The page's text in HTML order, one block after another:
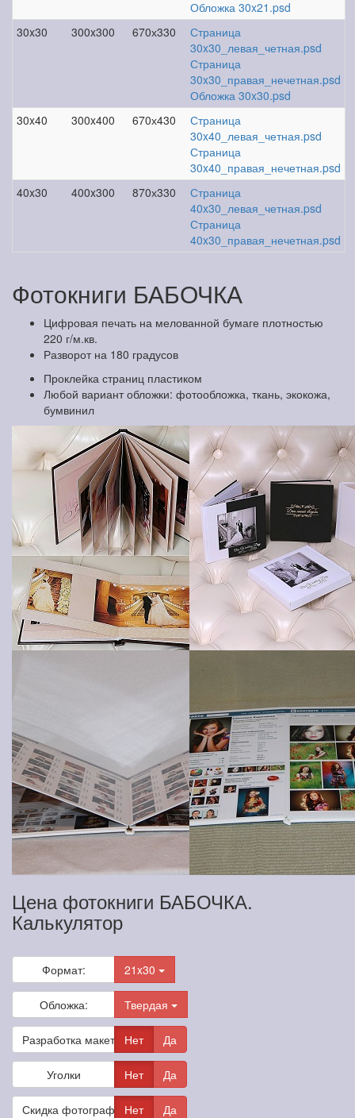
Обложка 30x21.psd
30x30
300x300 670х330
Страница
30x30_левая_четная.psd
Страница
30x30_правая_нечетная.psd
Обложка 30x30.psd
30x40
300x400 670х430
Страница
30x40_левая_четная.psd
Страница
30x40_правая_нечетная.psd
40x30
400x300 870х330
Страница
40x30_левая_четная.psd
Страница
40x30_правая_нечетная.psd
Фотокниги БАБОЧКА
Цифровая печать на мелованной бумаге плотностью
220 г/м.кв.
Разворот на 180 градусов
Проклейка страниц пластиком
Любой вариант обложки: фотообложка, ткань, экокожа,
бумвинил
Цена фотокниги БАБОЧКА.
Калькулятор
Формат: 21x30
Обложка: Твердая
Разработка макета Нет Да
Уголки Нет Да
Скидка фотографамНет Да